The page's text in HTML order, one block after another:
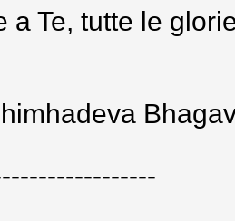
a Te, tutte le